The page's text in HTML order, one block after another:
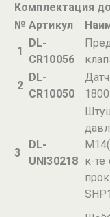
Комплектация
№ Артикул
1
DL-
CR10056
2
DL-
CR10050
3
DL-
UNI30218 к-